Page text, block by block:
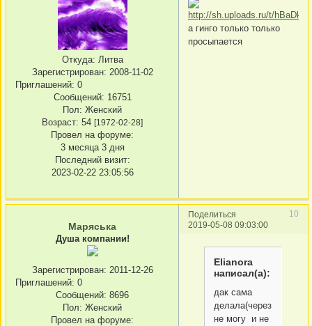
Откуда: Литва
Зарегистрирован: 2008-11-02
Приглашений: 0
Сообщений: 16751
Пол: Женский
Возраст: 54 [1972-02-28]
Провел на форуме:
3 месяца 3 дня
Последний визит:
2023-02-22 23:05:56
а гинго только только
просыпается
Поделиться
10
2019-05-08 09:03:00
Маряська
Душа компании!
Зарегистрирован: 2011-12-26
Приглашений: 0
Сообщений: 8696
Пол: Женский
Провел на форуме:
Elianora
написал(а):
дак сама
делала(через
не могу и не